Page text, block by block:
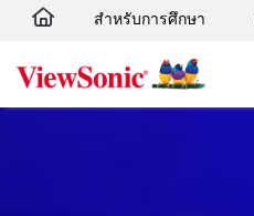
Skip to main content
สำหรับการศึกษา